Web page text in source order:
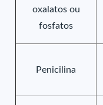
oxalatos ou
fosfatos
Penicilina